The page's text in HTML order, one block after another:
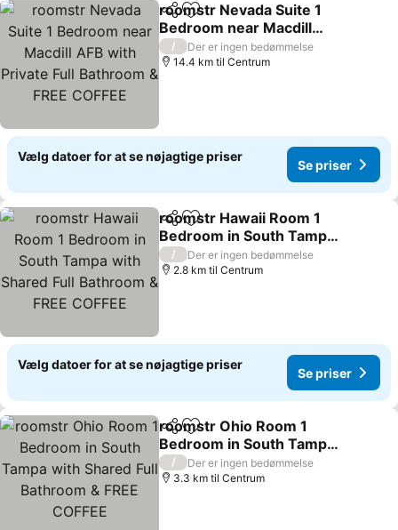
Del Føj til favoritter
roomstr Nevada Suite 1
Bedroom near Macdill
AFB with Private Full
Bathroom & FREE COFFEE
/
Der er ingen bedømmelse
14.4 km til Centrum
Vælg datoer for at se nøjagtige priser
Se priser
Del Føj til favoritter
roomstr Hawaii Room 1
Bedroom in South Tampa
with Shared Full
Bathroom & FREE COFFEE
/
Der er ingen bedømmelse
2.8 km til Centrum
Vælg datoer for at se nøjagtige priser
Se priser
Del Føj til favoritter
roomstr Ohio Room 1
Bedroom in South Tampa
with Shared Full
Bathroom & FREE COFFEE
/
Der er ingen bedømmelse
3.3 km til Centrum